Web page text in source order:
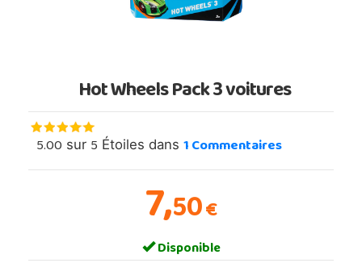
Hot Wheels Pack 3 voitures
5.00 sur 5 Étoiles dans 1Commentaires
7,50€
Disponible